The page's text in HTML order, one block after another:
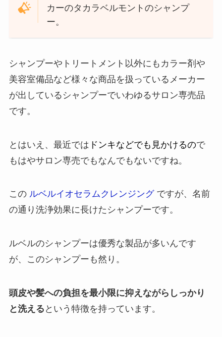
カーのタカラベルモントのシャンプ
ー。
シャンプーやトリートメント以外にもカラー剤や
美容室備品など様々な商品を扱っているメーカー
が出しているシャンプーでいわゆるサロン専売品
です。
とはいえ、最近では ドンキなどでも見かけるので
もはやサロン専売でもなんでもないですね。
この ルベルイオセラムクレンジングですが、名前
の通り洗浄効果に長けたシャンプーです。
ルベルのシャンプーは優秀な製品が多いんです
が、このシャンプーも然り。
頭皮や髪への負担を最小限に抑えながらしっかり
と洗える という特徴を持っています。